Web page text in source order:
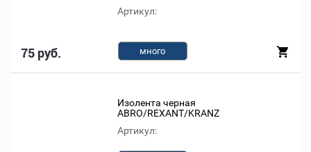
Артикул:
75 руб. много
Изолента черная
ABRO/REXANT/KRANZ
Артикул: